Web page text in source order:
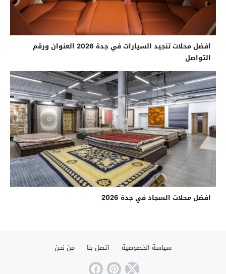
افضل محلات تنجيد السيارات في جدة 2026 العنوان ورقم
التواصل
افضل محلات السجاد في جدة 2026
سياسة الخصوصية اتصل بنا من نحن